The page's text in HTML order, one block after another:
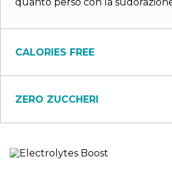
CALORIES FREE
ZERO ZUCCHERI